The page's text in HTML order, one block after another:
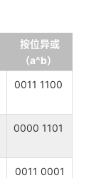
按位异或
（a^b）
0011 1100
0000 1101
0011 0001